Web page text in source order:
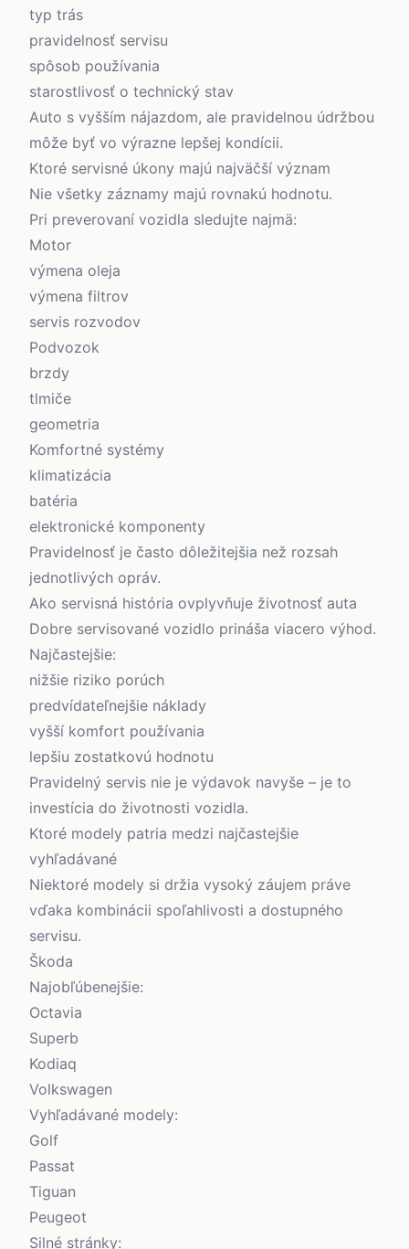
typ trás
pravidelnosť servisu
spôsob používania
starostlivosť o technický stav
Auto s vyšším nájazdom, ale pravidelnou údržbou
môže byť vo výrazne lepšej kondícii.
Ktoré servisné úkony majú najväčší význam
Nie všetky záznamy majú rovnakú hodnotu.
Pri preverovaní vozidla sledujte najmä:
Motor
výmena oleja
výmena filtrov
servis rozvodov
Podvozok
brzdy
tlmiče
geometria
Komfortné systémy
klimatizácia
batéria
elektronické komponenty
Pravidelnosť je často dôležitejšia než rozsah
jednotlivých opráv.
Ako servisná história ovplyvňuje životnosť auta
Dobre servisované vozidlo prináša viacero výhod.
Najčastejšie:
nižšie riziko porúch
predvídateľnejšie náklady
vyšší komfort používania
lepšiu zostatkovú hodnotu
Pravidelný servis nie je výdavok navyše – je to
investícia do životnosti vozidla.
Ktoré modely patria medzi najčastejšie
vyhľadávané
Niektoré modely si držia vysoký záujem práve
vďaka kombinácii spoľahlivosti a dostupného
servisu.
Škoda
Najobľúbenejšie:
Octavia
Superb
Kodiaq
Volkswagen
Vyhľadávané modely:
Golf
Passat
Tiguan
Peugeot
Silné stránky: